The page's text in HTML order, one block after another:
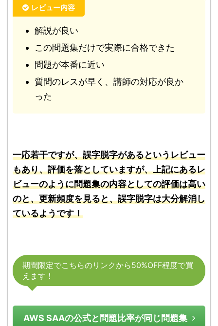
レビュー内容
解説が良い
この問題集だけで実際に合格できた
問題が本番に近い
質問のレスが早く、講師の対応が良か
った
一応若干ですが、誤字脱字があるというレビュー
もあり、評価を落としていますが、上記にあるレ
ビューのように問題集の内容としての評価は高い
のと、更新頻度を見ると、誤字脱字は大分解消し
ているようです！
期間限定でこちらのリンクから50%OFF程度で買
えます！
AWS SAAの公式と問題比率が同じ問題集